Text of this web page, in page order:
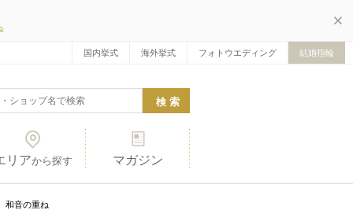
国内挙式 海外挙式 フォトウエディング 結婚指輪
リアから探す マガジン
和音の重ね